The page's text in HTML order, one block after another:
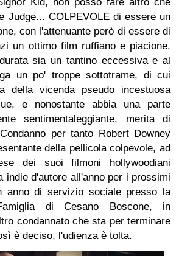
Kid, non posso fare altro che
Judge... COLPEVOLE di essere un
con l'attenuante però di essere di
un ottimo film ruffiano e piacione.
sia un tantino eccessiva e al
un po' troppe sottotrame, di cui
della vicenda pseudo incestuosa
e nonostante abbia una parte
sentimentaleggiante, merita di
per tanto Robert Downey
della pellicola colpevole, ad
dei suoi filmoni hollywoodiani
indie d'autore all'anno per i prossimi
anno di servizio sociale presso la
di Cesano Boscone, in
condannato che sta per terminare
è deciso, l'udienza è tolta.